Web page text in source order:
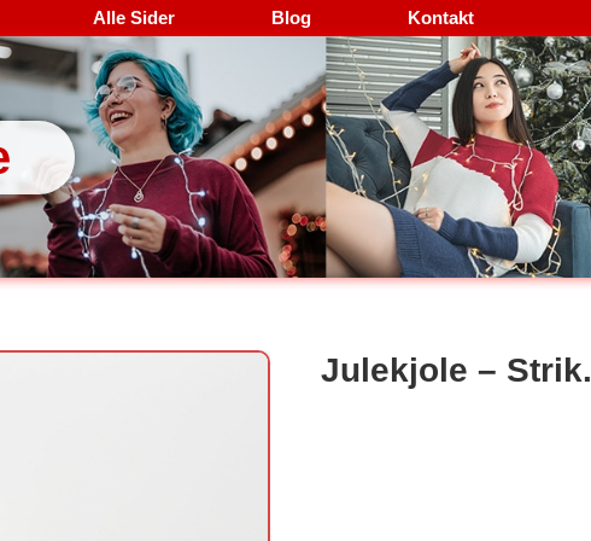
Alle Sider Blog Kontakt
Julekjole – Strik.